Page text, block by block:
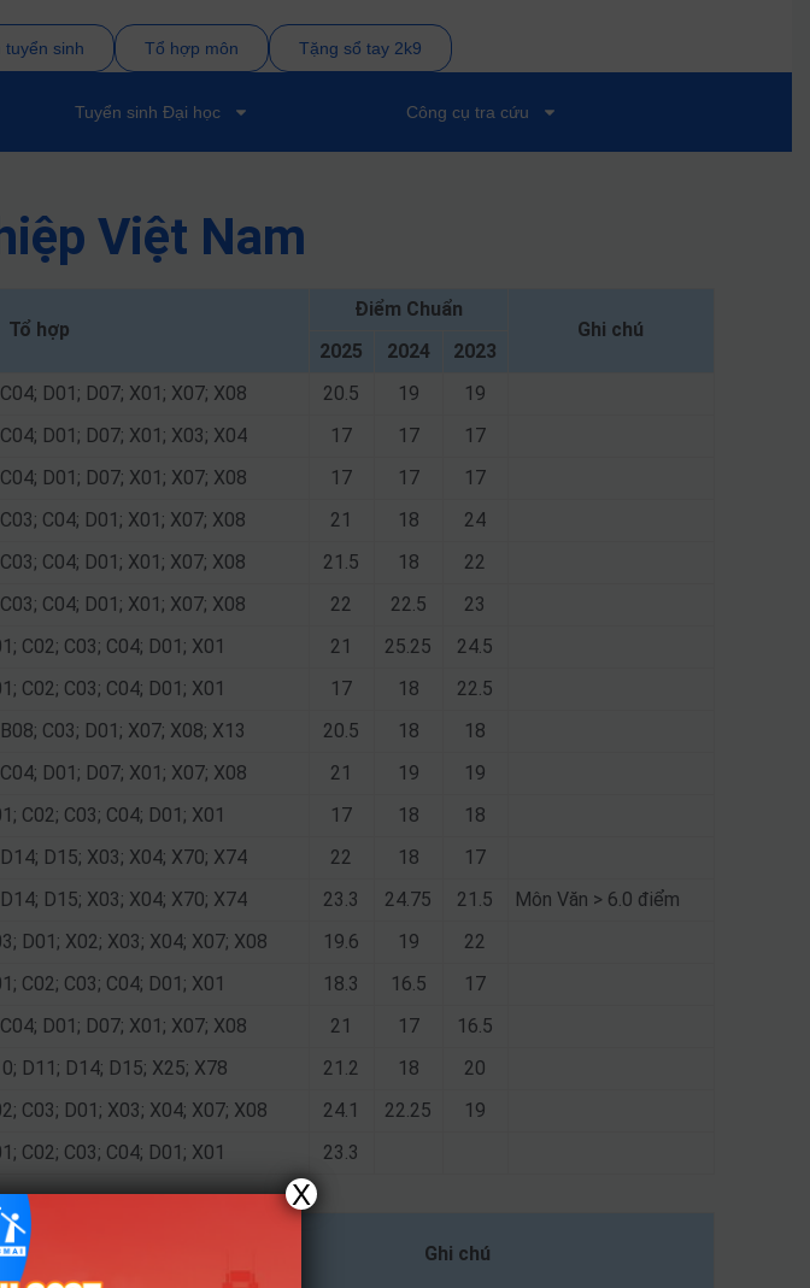
sinh Tổ hợp môn Tặng sổ tay 2k9
Tuyển sinh Đại học Công cụ tra cứu
Việt Nam
Tổ hợp
Điểm Chuẩn
Ghi chú
2025
2024
2023
D01; D07; X01; X07; X08 20.5 19
19
D01; D07; X01; X03; X04 17 17
17
D01; D07; X01; X07; X08 17 17
17
C04; D01; X01; X07; X08 21 18
24
C04; D01; X01; X07; X08 21.5 18
22
C04; D01; X01; X07; X08 22 22.5
23
C02; C03; C04; D01; X01 21 25.25
24.5
C02; C03; C04; D01; X01 17 18
22.5
C03; D01; X07; X08; X13 20.5 18
18
D01; D07; X01; X07; X08 21 19
19
C02; C03; C04; D01; X01 17 18
18
D15; X03; X04; X70; X74 22 18
17
D15; X03; X04; X70; X74 23.3 24.75 21.5
Môn Văn > 6.0 điểm
D01; X02; X03; X04; X07; X08 19.6 19
22
C02; C03; C04; D01; X01 18.3 16.5
17
D01; D07; X01; X07; X08 21 17
16.5
D11; D14; D15; X25; X78 21.2 18
20
C03; D01; X03; X04; X07; X08 24.1 22.25
19
C02; C03; C04; D01; X01 23.3
Ghi chú
2025
2024
X